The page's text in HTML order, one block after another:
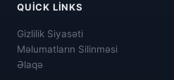
QUICK LINKS
Gizlilik Siyasəti
Məlumatların Silinməsi
Əlaqə